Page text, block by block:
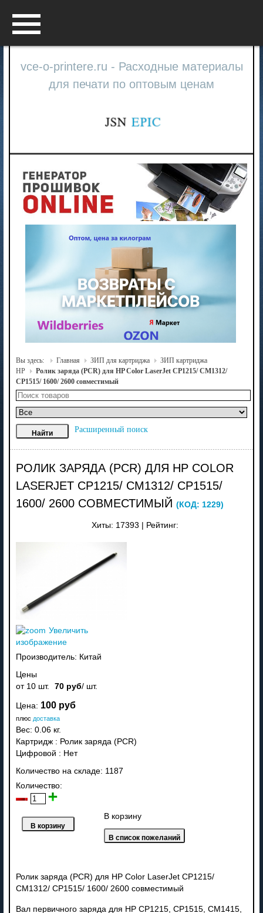
vce-o-printere.ru - Расходные материалы
для печати по оптовым ценам
Вы здесь: Главная ЗИП для картриджа
ЗИП картриджа
HP
Ролик заряда (PCR) для HP Color LaserJet CP1215/ CM1312/
CP1515/ 1600/ 2600 совместимый
Расширенный поиск
РОЛИК ЗАРЯДА (PCR) ДЛЯ HP COLOR
LASERJET CP1215/ CM1312/ CP1515/
1600/ 2600 СОВМЕСТИМЫЙ (КОД: 1229)
Хиты: 17393 Рейтинг:
Увеличить
изображение
Производитель: Китай
Цены
от 10 шт.
70 руб/ шт.
Цена: 100 руб
плюс доставка
Вес: 0.06 кг.
Картридж: Ролик заряда (PCR)
Цифровой : Нет
Количество на складе: 1187
Количество:
В корзину
Ролик заряда (PCR) для HP Color LaserJet CP1215/
CM1312/ CP1515/ 1600/ 2600 совместимый
Вал первичного заряда для HP CP1215, CP1515, CM1415,